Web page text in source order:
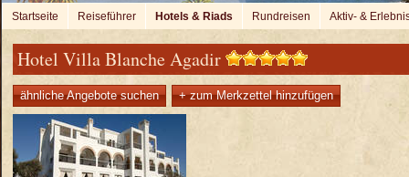
Startseite Reiseführer Hotels & Riads Rundreisen Aktiv- &
Hotel Villa Blanche Agadir
ähnliche Angebote suchen + zum Merkzettel hinzufügen